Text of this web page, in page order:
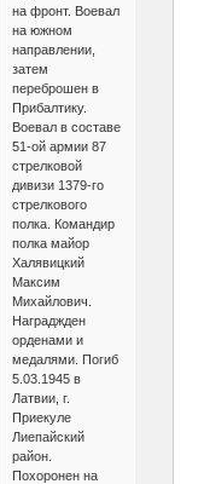
на фронт. Воевал
на южном
направлении,
затем
переброшен в
Прибалтику.
Воевал в составе
51-ой армии 87
стрелковой
дивизи 1379-го
стрелкового
полка. Командир
полка майор
Халявицкий
Максим
Михайлович.
Награджден
орденами и
медалями. Погиб
5.03.1945 в
Латвии, г.
Приекуле
Лиепайский
район.
Похоронен на